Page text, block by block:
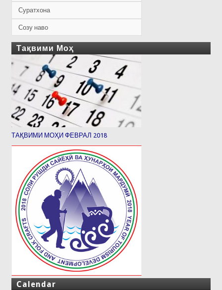
Суратхона
Созу наво
Тақвими Моҳ
ТАҚВИМИ МОҲИ ФЕВРАЛ 2018
Calendar